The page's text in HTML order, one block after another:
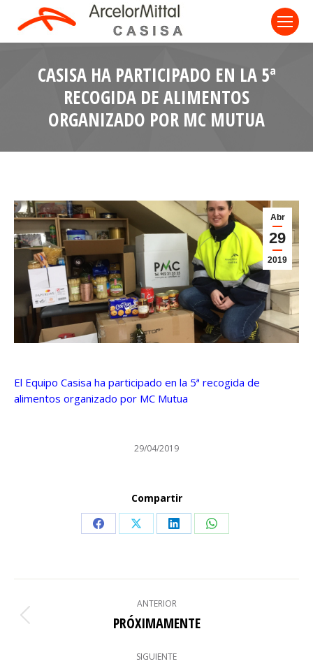
CASISA HA PARTICIPADO EN LA 5ª
RECOGIDA DE ALIMENTOS
ORGANIZADO POR MC MUTUA
Abr
29
2019
El Equipo Casisa ha participado en la 5ª recogida de
alimentos organizado por MC Mutua
29/04/2019
Compartir
Share
Facebook
Share
X
Share
LinkedIn
Share
WhatsApp
ENTRE
PUBLICACIONES
ANTERIOR
Publicación
PRÓXIMAMENTE
SIGUIENTE